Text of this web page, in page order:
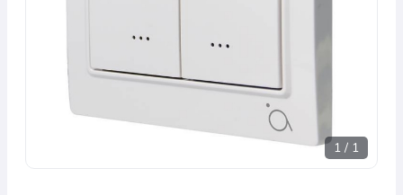
1 / 1